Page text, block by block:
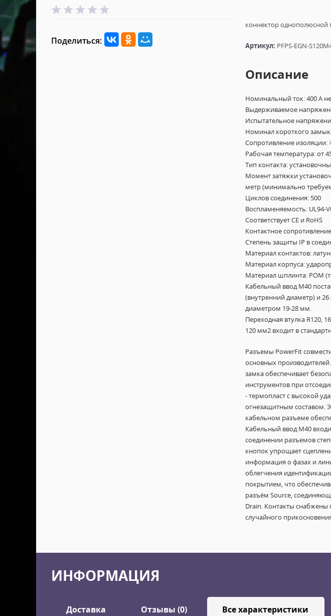
Поделиться:
коннектор однополюсной
Артикул: PFPS-EGN-
Описание
Номинальный ток: 400 А
Выдерживаемое
Испытательное
Номинал короткого
Сопротивление
Рабочая температура: от
Тип контакта:
Момент затяжки
метр (минимально
Циклов соединения: 500
Воспламеняемость: UL94-
Соответствует CE и RoHS
Контактное
Степень защиты IP в
Материал контактов:
Материал корпуса:
Материал шплинта: POM
Кабельный ввод M40
(внутренний диаметр) и
диаметром 19-28 мм.
Переходная втулка R120,
120 мм2 входит в
Разъемы PowerFit
основных
замка обеспечивает
инструментов при
- термопласт с высокой
огнезащитным составом.
кабельном разъеме
Кабельный ввод M40
соединении разъемов
кнопок упрощает
информация о фазах и
облегчения
покрытием, что
разъём Source,
Drain. Контакты снабжены
случайного
ИНФОРМАЦИЯ
Доставка Отзывы (0) Все характеристики